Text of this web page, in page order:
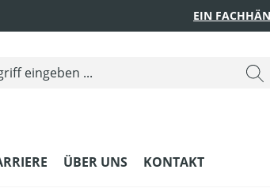
EIN
ÜBER UNS KONTAKT